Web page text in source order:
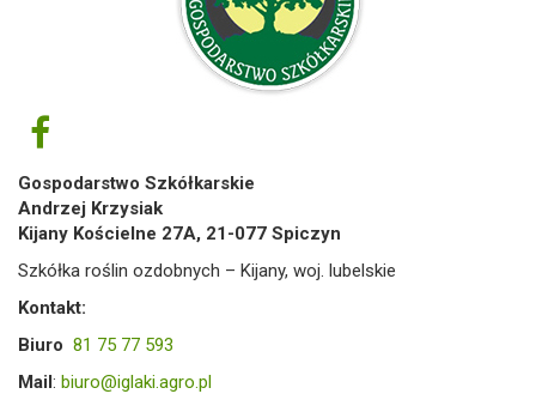
Gospodarstwo Szkółkarskie
Andrzej Krzysiak
Kijany Kościelne 27A, 21-077 Spiczyn
Szkółka roślin ozdobnych – Kijany, woj. lubelskie
Kontakt:
Biuro 81 75 77 593
Mail: biuro@iglaki.agro.pl